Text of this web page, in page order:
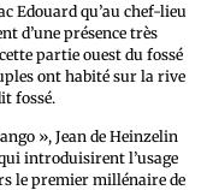
Edouard qu’au chef-lieu
d’une présence très
partie ouest du fossé
ont habité sur la rive
fossé.
», Jean de Heinzelin
introduisirent l’usage
le premier millénaire de